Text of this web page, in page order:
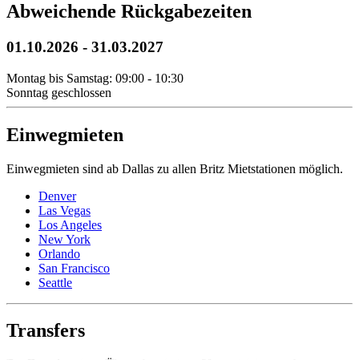
Abweichende Rückgabezeiten
01.10.2026 - 31.03.2027
Montag bis Samstag: 09:00 - 10:30
Sonntag geschlossen
Einwegmieten
Einwegmieten sind ab Dallas zu allen Britz Mietstationen möglich.
Denver
Las Vegas
Los Angeles
New York
Orlando
San Francisco
Seattle
Transfers